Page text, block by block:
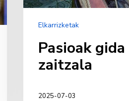
Elkarrizketak
Pasioak gida
zaitzala
2025-07-03